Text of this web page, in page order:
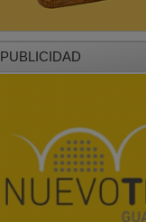
PUBLICIDAD